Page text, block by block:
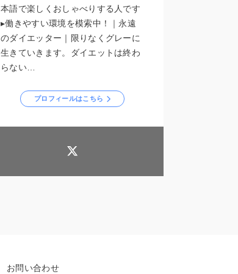
本語で楽しくおしゃべりする人です
▸働きやすい環境を模索中！｜永遠
のダイエッター｜限りなくグレーに
生きていきます。ダイエットは終わ
らない…
プロフィールはこちら
お問い合わせ